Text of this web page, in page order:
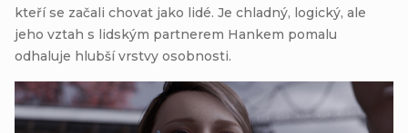
kteří se začali chovat jako lidé. Je chladný, logický, ale
jeho vztah s lidským partnerem Hankem pomalu
odhaluje hlubší vrstvy osobnosti.